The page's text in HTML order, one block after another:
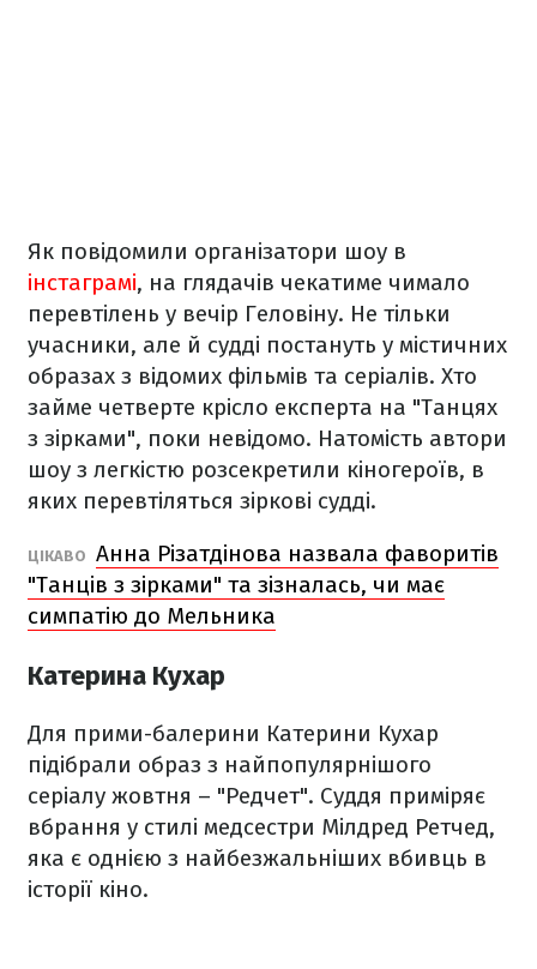
Як повідомили організатори шоу в
інстаграмі, на глядачів чекатиме чимало
перевтілень у вечір Геловіну. Не тільки
учасники, але й судді постануть у містичних
образах з відомих фільмів та серіалів. Хто
займе четверте крісло експерта на "Танцях
з зірками", поки невідомо. Натомість автори
шоу з легкістю розсекретили кіногероїв, в
яких перевтіляться зіркові судді.
ЦІКАВО Анна Різатдінова назвала фаворитів
"Танців з зірками" та зізналась, чи має
симпатію до Мельника
Катерина Кухар
Для прими-балерини Катерини Кухар
підібрали образ з найпопулярнішого
серіалу жовтня – "Редчет". Суддя приміряє
вбрання у стилі медсестри Мілдред Ретчед,
яка є однією з найбезжальніших вбивць в
історії кіно.